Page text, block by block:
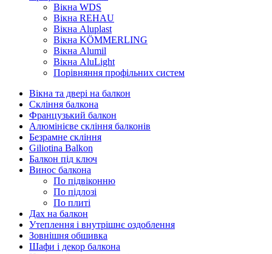
Вікна WDS
Вікна REHAU
Вікна Aluplast
Вікна KÖMMERLING
Вікна Alumil
Вікна AluLight
Порівняння профільних систем
Вікна та двері на балкон
Скління балкона
Французький балкон
Алюмінієве скління балконів
Безрамне скління
Giliotina Balkon
Балкон під ключ
Винос балкона
По підвіконню
По підлозі
По плиті
Дах на балкон
Утеплення і внутрішнє оздоблення
Зовнішня обшивка
Шафи і декор балкона